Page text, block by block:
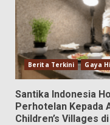
Berita Terkini Gaya
Santika Indonesia
Perhotelan Kepada
Children’s Villages